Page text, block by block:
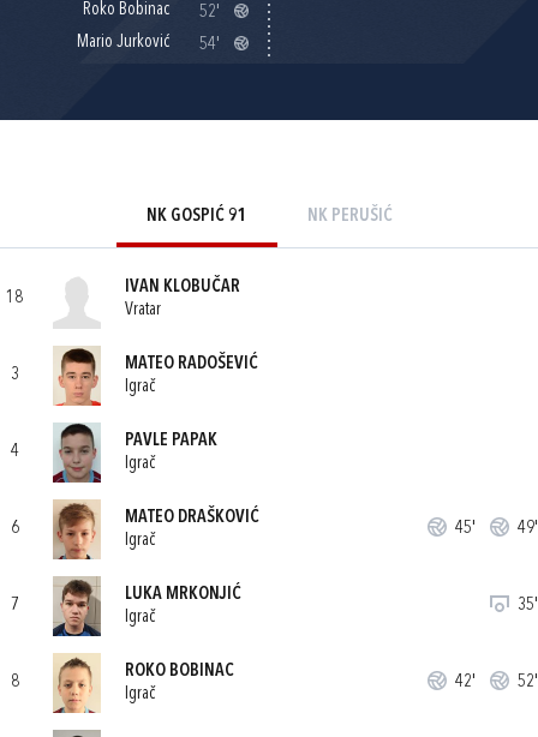
Roko Bobinac
52'
Mario Jurković
54'
NK GOSPIĆ 91 NK PERUŠIĆ
18
IVAN KLOBUČAR
Vratar
3
MATEO RADOŠEVIĆ
Igrač
4
PAVLE PAPAK
Igrač
6
MATEO DRAŠKOVIĆ
Igrač
45' 49'
7
LUKA MRKONJIĆ
Igrač
35'
8
ROKO BOBINAC
Igrač
42' 52'